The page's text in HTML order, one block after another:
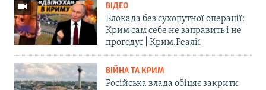
ВІДЕО
Блокада без сухопутної операції:
Крим сам себе не заправить і не
прогодує | Крим.Реалії
ВІЙНА ТА КРИМ
Російська влада обіцяє закрити